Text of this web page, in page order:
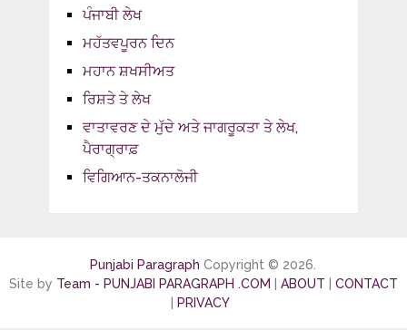
ਪੰਜਾਬੀ ਲੇਖ
ਮਹੱਤਵਪੂਰਨ ਦਿਨ
ਮਹਾਨ ਸ਼ਖਸੀਅਤ
ਰਿਸ਼ਤੇ ਤੇ ਲੇਖ
ਵਾਤਾਵਰਣ ਦੇ ਮੁੱਦੇ ਅਤੇ ਜਾਗਰੂਕਤਾ ਤੇ ਲੇਖ,
ਪੈਰਾਗ੍ਰਾਫ਼
ਵਿਗਿਆਨ-ਤਕਨਾਲੋਜੀ
Punjabi Paragraph Copyright © 2026.
Site by Team - PUNJABI PARAGRAPH .COM ABOUT
CONTACT
PRIVACY